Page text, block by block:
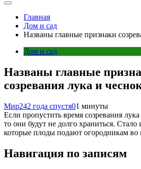
Главная
Дом и сад
Названы главные признаки
Дом и сад
Названы главные
созревания лука и
Мир242 года спустя01 минуты
Если пропустить время созревания
то они будут не долго храниться. Стало
которые плоды подают огородникам во
Навигация по записям